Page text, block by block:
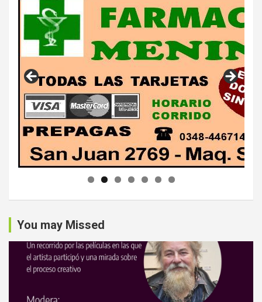
You may Missed